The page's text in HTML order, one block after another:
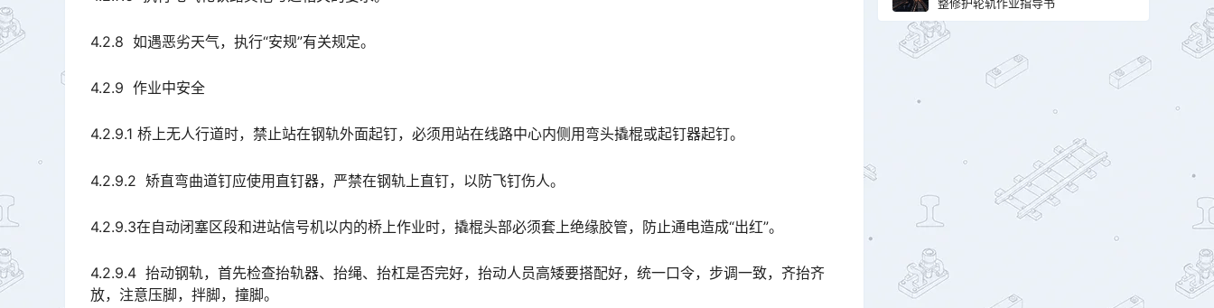
4.2.8 如遇恶劣天气，执行“安规”有关规定。
4.2.9 作业中安全
4.2.9.1 桥上无人行道时，禁止站在钢轨外面起钉，必须用站在线路中心内侧用弯头撬棍或起钉器起钉。
4.2.9.2 矫直弯曲道钉应使用直钉器，严禁在钢轨上直钉，以防飞钉伤人。
4.2.9.3在自动闭塞区段和进站信号机以内的桥上作业时，撬棍头部必须套上绝缘胶管，防止通电造成“出红”。
4.2.9.4 抬动钢轨，首先检查抬轨器、抬绳、抬杠是否完好，抬动人员高矮要搭配好，统一口令，步调一致，齐抬齐
放，注意压脚，拌脚，撞脚。